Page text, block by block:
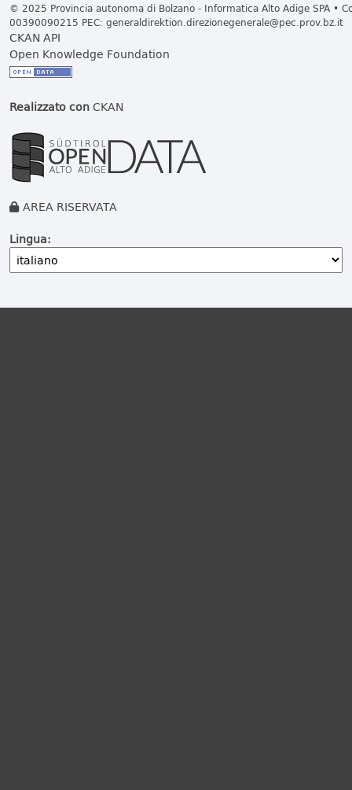
© 2025 Provincia autonoma di Bolzano - Informatica Alto Adige SPA •
00390090215 PEC: generaldirektion.direzionegenerale@pec.prov.bz.it
CKAN API
Open Knowledge Foundation
Realizzato conCKAN
AREA RISERVATA
Lingua